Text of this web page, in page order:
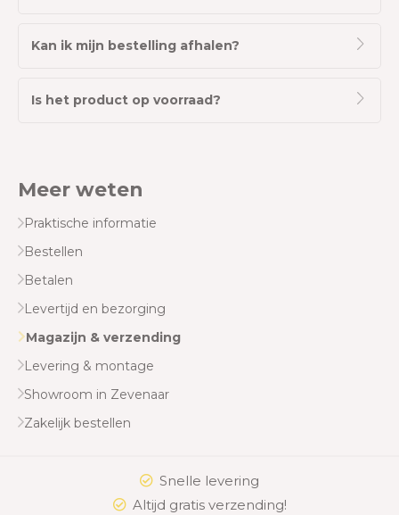
Meer weten
Praktische informatie
Bestellen
Betalen
Levertijd en bezorging
Magazijn & verzending
Levering & montage
Showroom in Zevenaar
Zakelijk bestellen
Kan ik mijn bestelling afhalen?
Is het product op voorraad?
Snelle levering
Altijd gratis verzending!